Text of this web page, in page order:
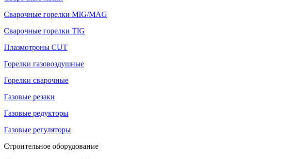
Сварочные горелки MIG/MAG
Сварочные горелки TIG
Плазмотроны CUT
Горелки газовоздушные
Горелки сварочные
Газовые резаки
Газовые редукторы
Газовые регуляторы
Строительное оборудование